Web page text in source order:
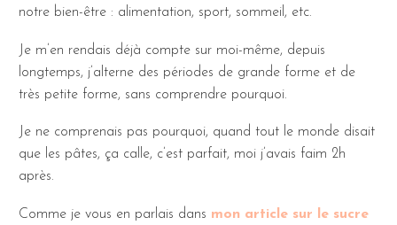
notre bien-être : alimentation, sport, sommeil, etc.
Je m’en rendais déjà compte sur moi-même, depuis
longtemps, j’alterne des périodes de grande forme et de
très petite forme, sans comprendre pourquoi.
Je ne comprenais pas pourquoi, quand tout le monde disait
que les pâtes, ça calle, c’est parfait, moi j’avais faim 2h
après.
Comme je vous en parlais dans mon article sur le sucre